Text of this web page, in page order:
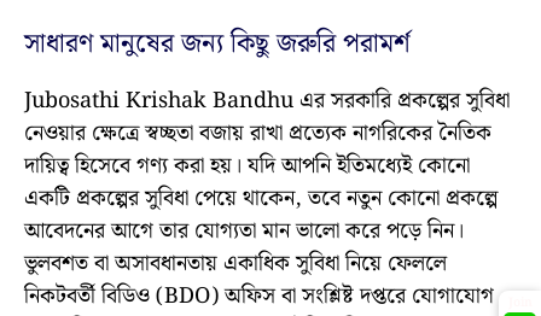
সাধারণ মানুষের জন্য কিছু জরুরি পরামর্শ
Jubosathi Krishak Bandhu এর সরকারি প্রকল্পের সুবিধা
নেওয়ার ক্ষেত্রে স্বচ্ছতা বজায় রাখা প্রত্যেক নাগরিকের নৈতিক
দায়িত্ব হিসেবে গণ্য করা হয়। যদি আপনি ইতিমধ্যেই কোনো
একটি প্রকল্পের সুবিধা পেয়ে থাকেন, তবে নতুন কোনো প্রকল্পে
আবেদনের আগে তার যোগ্যতা মান ভালো করে পড়ে নিন।
ভুলবশত বা অসাবধানতায় একাধিক সুবিধা নিয়ে ফেললে
নিকটবর্তী বিডিও (BDO) অফিস বা সংশ্লিষ্ট দপ্তরে যোগাযোগ